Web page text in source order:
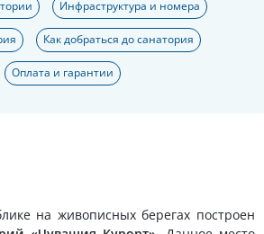
Инфраструктура и номера
Как добраться до санатория
Оплата и гарантии
на живописных берегах построен